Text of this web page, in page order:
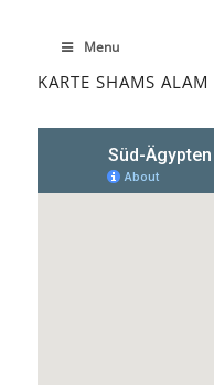
Menu
KARTE SHAMS ALAM